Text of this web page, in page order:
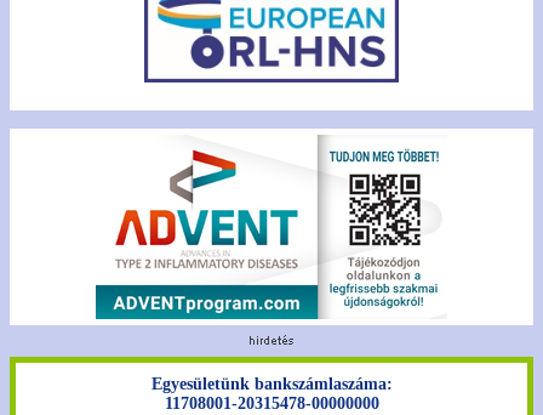
Egyesületünk bankszámlaszáma:
11708001-20315478-00000000